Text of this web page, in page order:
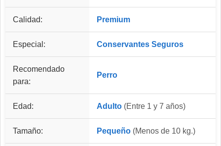
Calidad: Premium
Especial: Conservantes Seguros
Recomendado
para:
Perro
Edad: Adulto (Entre 1 y 7 años)
Tamaño: Pequeño (Menos de 10 kg.)